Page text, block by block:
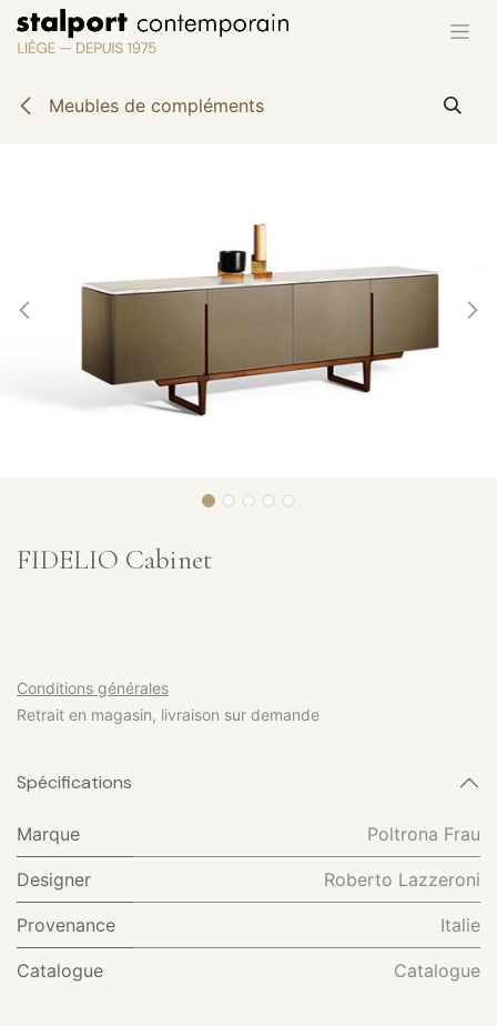
Se rendre au contenu
Meubles de compléments
FIDELIO Cabinet
Conditions générales
Retrait en magasin, livraison sur demande
Spécifications
Marque Poltrona Frau
Designer Roberto Lazzeroni
Provenance Italie
Catalogue Catalogue